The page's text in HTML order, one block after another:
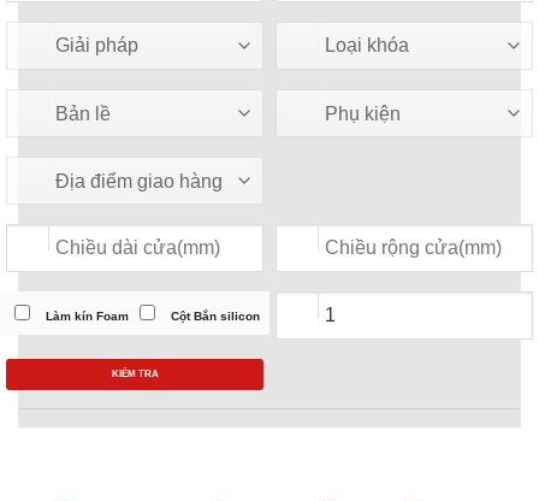
Làm kín Foam Cột Bắn silicon
KIỂM TRA